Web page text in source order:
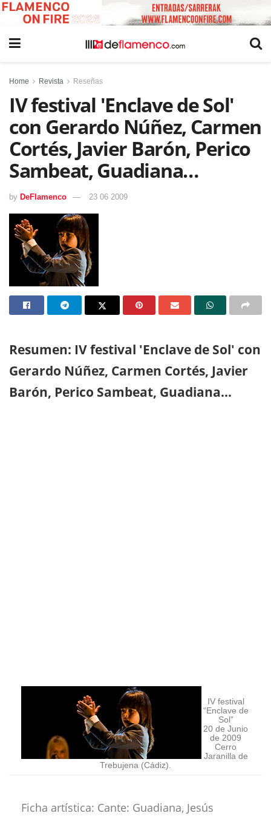
Home Revista Reseñas
IV festival 'Enclave de Sol'
con Gerardo Núñez, Carmen
Cortés, Javier Barón, Perico
Sambeat, Guadiana…
by DeFlamenco 23 06 2009
Resumen: IV festival 'Enclave de Sol' con
Gerardo Núñez, Carmen Cortés, Javier
Barón, Perico Sambeat, Guadiana…
IV festival
“Enclave de
Sol”
20 de Junio
de 2009
Cerro
Jaranilla de
Trebujena (Cádiz).
Ficha artística: Cante: Guadiana, Jesús